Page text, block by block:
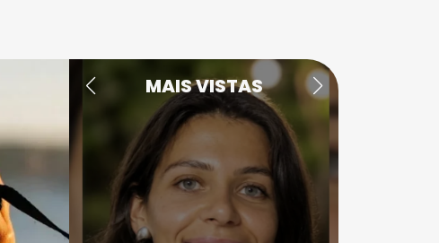
MAIS VISTAS